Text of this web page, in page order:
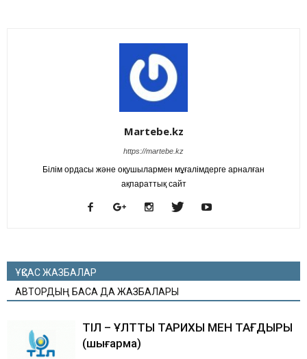
Martebe.kz
https://martebe.kz
Білім ордасы және оқушылармен мұғалімдерге арналған
ақпараттық сайт
ҰҚСАС ЖАЗБАЛАР
АВТОРДЫҢ БАСҚА ДА ЖАЗБАЛАРЫ
ТІЛ – ҰЛТТЫҢ ТАРИХЫ МЕН ТАҒДЫРЫ
(шығарма)